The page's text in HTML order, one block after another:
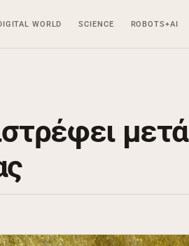
WORLD SCIENCE ROBOTS+AI
μετά